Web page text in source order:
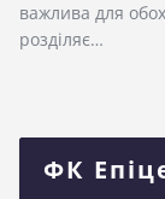
важлива для
розділяє…
ФК